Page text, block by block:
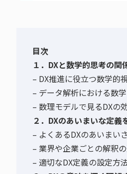
目次
１．DXと数学的思考の関
– DX推進に役立つ数学的
– データ解析における数
– 数理モデルで見るDXの
２．DXのあいまいな定義
– よくあるDXのあいまい
– 業界や企業ごとの解釈
– 適切なDX定義の設定方